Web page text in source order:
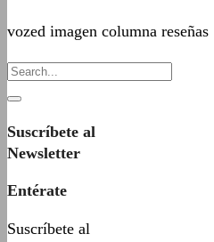
vozed imagen columna reseñas
Suscríbete al
Newsletter
Entérate
Suscríbete al